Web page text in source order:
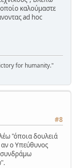
καλούμαστε
ad hoc
for humanity."
#8
"όποια δουλειά
αν ο Υπεύθυνος
συνδράμω